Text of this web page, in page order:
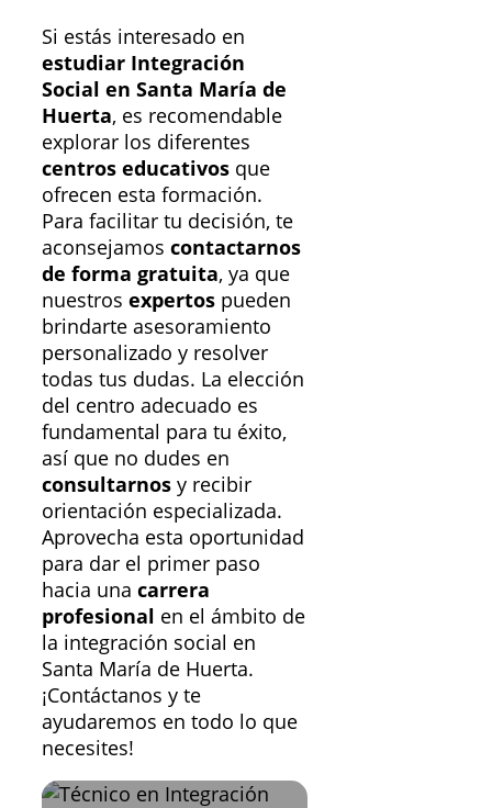
Si estás interesado en
estudiar Integración
Social en Santa María de
Huerta, es recomendable
explorar los diferentes
centros educativos que
ofrecen esta formación.
Para facilitar tu decisión, te
aconsejamos contactarnos
de forma gratuita, ya que
nuestros expertos pueden
brindarte asesoramiento
personalizado y resolver
todas tus dudas. La elección
del centro adecuado es
fundamental para tu éxito,
así que no dudes en
consultarnos y recibir
orientación especializada.
Aprovecha esta oportunidad
para dar el primer paso
hacia una carrera
profesional en el ámbito de
la integración social en
Santa María de Huerta.
¡Contáctanos y te
ayudaremos en todo lo que
necesites!